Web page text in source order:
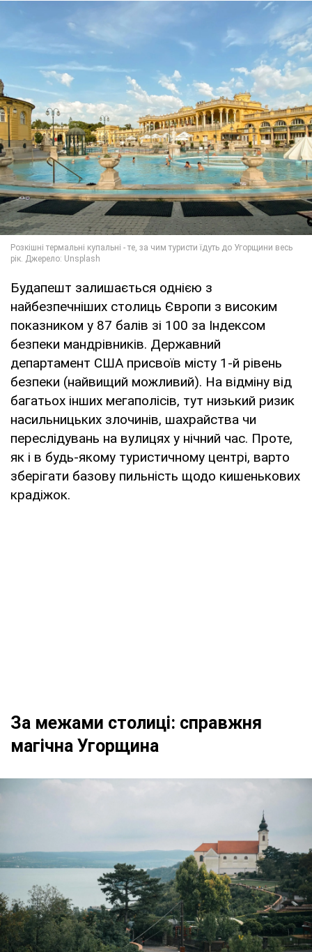
Будапешт залишається однією з
найбезпечніших столиць Європи з високим
показником у 87 балів зі 100 за Індексом
безпеки мандрівників. Державний
департамент США присвоїв місту 1-й рівень
безпеки (найвищий можливий). На відміну від
багатьох інших мегаполісів, тут низький ризик
насильницьких злочинів, шахрайства чи
переслідувань на вулицях у нічний час. Проте,
як і в будь-якому туристичному центрі, варто
зберігати базову пильність щодо кишенькових
крадіжок.
За межами столиці: справжня
магічна Угорщина